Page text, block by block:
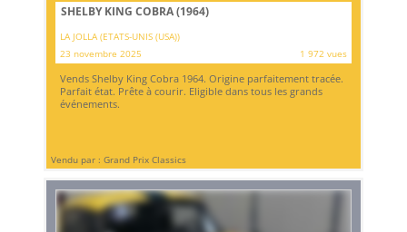
SHELBY KING COBRA (1964)
LA JOLLA (ETATS-UNIS (USA))
23 novembre 2025
1 972 vues
Vends Shelby King Cobra 1964. Origine parfaitement tracée.
Parfait état. Prête à courir. Eligible dans tous les grands
événements.
Vendu par : Grand Prix Classics